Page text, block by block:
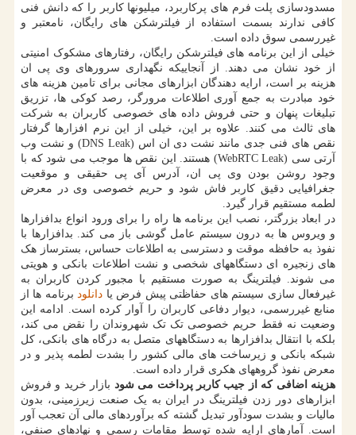
مسدودسازی پلت فرم های پرکاربرد، میلیونها کاربر را که دانش فنی
کافی ندارند بسمت استفاده از فیلترشکن های رایگان، نامعتبر و
غیررسمی سوق داده است.
خیلی از این برنامه های فیلترشکن رایگان، رفتارهای مشکوک امنیتی
از خود نشان می دهند. از آنجاییکه نگهداری سرورهای وی پی ان
هزینه بر است، ارایه دهندگان ابزارهای مجانی برای تامین هزینه های
خود مبادرت به جمع آوری اطلاعات مرورگر، رصد کوکی ها، تزریق
تبلیغات پنهان و حتی فروش داده های خصوصی کاربران به شرکت
های ثالث می کنند. علاوه بر این، خیلی از این نرم افزارها گرفتار
نقص های فنی جدی مانند نشت دی ان اس (DNS Leak) و نشت وب
آرتی سی (WebRTC Leak) هستند. این نقص ها موجب می شود که با
وجود روشن بودن وی پی ان، آدرس آی پی حقیقی و موقعیت
جغرافیایی دقیق کاربر فاش شود و حریم خصوصی وی در معرض
لطمه مستقیم قرار گیرد.
در ابعاد بزرگتر، نصب این برنامه ها راه را برای ورود انواع بدافزارها
و ویروس ها به درون سیستم عامل گوشی باز می کند. بدافزارها با
نفوذ به حافظه موقت و دسترسی به اطلاعات حساس، بسترساز هک
های زنجیره ای دستگاههای شخصی و نشت اطلاعات بانکی و هویتی
می شوند. فیلترینگ به صورت مستقیم با مجبور کردن کاربران به
غیرفعال سازی سیستم های حفاظتی پیش فرض یا دانلود برنامه ها از
منابع غیررسمی، دیوار دفاعی کاربران را آوار کرده است. ادامه این
وضعیت نه فقط حریم خصوصی تک تک شهروندان را نقض می کند،
بلکه با انتقال بدافزارها به دستگاههای متصل به درگاه های بانکی، کل
شبکه بانکی و زیرساخت های مالی کشور را بشدت لطمه پذیر و در
معرض نفوذ گروههای هکری قرار داده است.
هزینه اضافی که از جیب کاربر پرداخت می شود بازار خرید و فروش
ابزارهای دور زدن فیلترینگ در ایران به یک صنعت زیرزمینی، بدون
مالیات و بشدت سودآور تبدیل گشته که برآوردهای مالی آن تعجب آور
است. آمارهای ارایه شده توسط مقامات رسمی و نهادهای صنفی،